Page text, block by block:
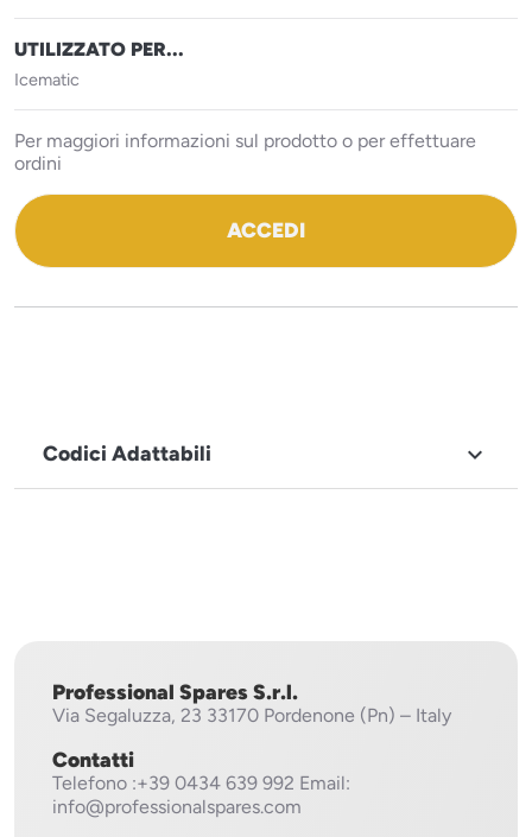
UTILIZZATO PER...
Icematic
Per maggiori informazioni sul prodotto o per effettuare
ordini
ACCEDI
Codici Adattabili 
Professional Spares S.r.l.
Via Segaluzza, 23 33170 Pordenone (Pn) – Italy
Contatti
Telefono :+39 0434 639 992 Email:
info@professionalspares.com